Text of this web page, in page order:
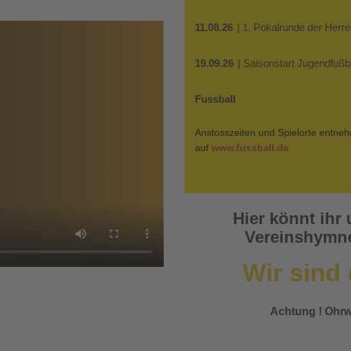
11.08.26 | 1. Pokalrunde der
19.09.26 | Saisonstart
Fussball
Anstosszeiten und Spielorte
auf www.fussball.de
Hier könnt ihr
Wir sind
Achtung !